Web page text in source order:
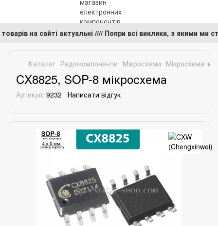
на сайті актуальні //// Попри всі виклики, з якими
Каталог Радіокомпоненти Мікросхеми Мікросхеми
CX8825, SOP-8 мікросхема
Артикул: 9232 Написати відгук